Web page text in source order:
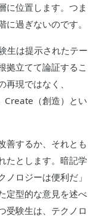
に位置します。つま
過ぎないのです。
生は提示されたテー
拠立てて論証するこ
現ではなく、
Create（創造）とい
善するか、それとも
たとします。暗記学
ロジーは便利だ」
定型的な意見を述べ
受験生は、テクノロ